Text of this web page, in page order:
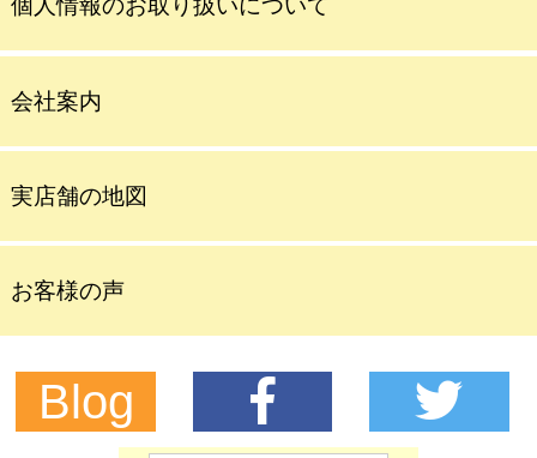
個人情報のお取り扱いについて
会社案内
実店舗の地図
お客様の声
Blog